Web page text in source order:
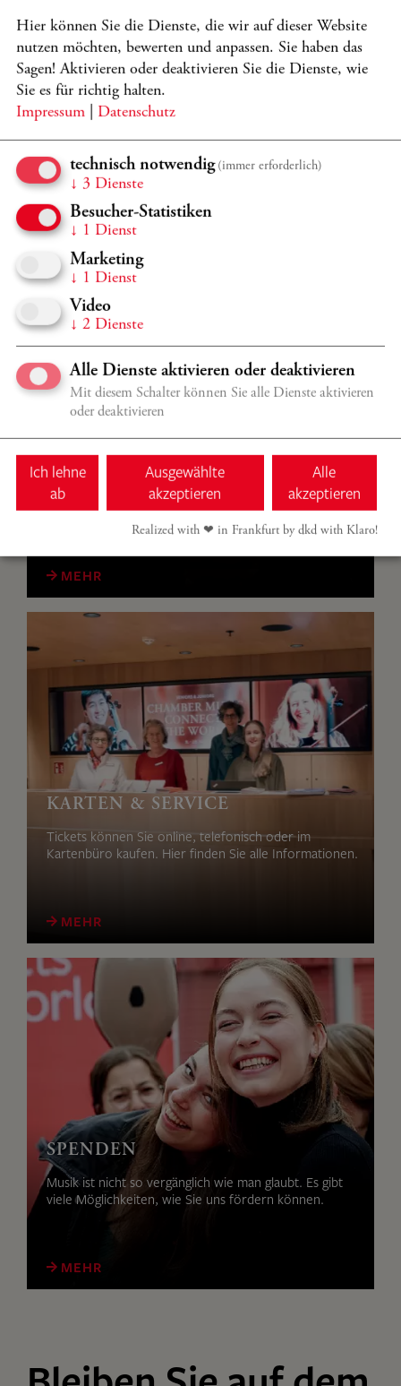
DEM INNERSTEN
Hecker, Larivière, Okamoto, Orchester aus Freunden, Kollegen
und Schülern von Antje Weithaas und der Kronberg Academy,
Weithaas
Programmdetails
GUTSCHEINE
Ermöglichen Sie unvergessliche Musikerlebnisse,
verschenken Sie Gutscheine für unsere Konzerte!
MEHR
KARTEN & SERVICE
Tickets können Sie online, telefonisch oder im
Kartenbüro kaufen. Hier finden Sie alle Informationen.
MEHR
SPENDEN
Musik ist nicht so vergänglich wie man glaubt. Es gibt
viele Möglichkeiten, wie Sie uns fördern können.
MEHR
Hier können Sie die Dienste, die wir auf dieser Website
nutzen möchten, bewerten und anpassen. Sie haben das
Sagen! Aktivieren oder deaktivieren Sie die Dienste, wie
Sie es für richtig halten.
Impressum
Datenschutz
technisch notwendig (immer erforderlich)
↓ 3 Dienste
Besucher-Statistiken
↓ 1 Dienst
Marketing
↓ 1 Dienst
Video
↓ 2 Dienste
Alle Dienste aktivieren oder deaktivieren
Mit diesem Schalter können Sie alle Dienste aktivieren
oder deaktivieren
Ich lehne
ab
Ausgewählte
akzeptieren
Alle
akzeptieren
Realized with ❤︎ in Frankfurt by dkd with Klaro!